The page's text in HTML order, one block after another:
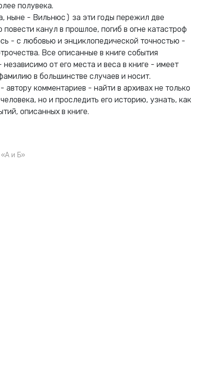
полувека.
ныне - Вильнюс) за эти годы пережил две
канул в прошлое, погиб в огне катастроф
- с любовью и энциклопедической точностью -
Все описанные в книге события
от его места и веса в книге - имеет
в большинстве случаев и носит.
комментариев - найти в архивах не только
но и проследить его историю, узнать, как
описанных в книге.
«А и Б»